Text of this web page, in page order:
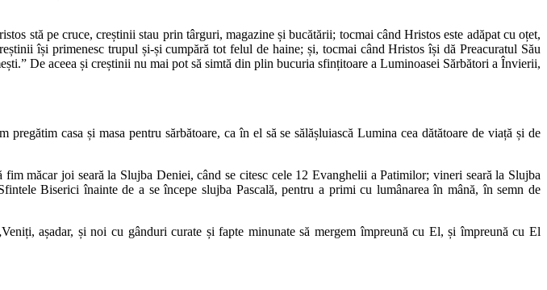
stă pe cruce, creștinii stau prin târguri, magazine și bucătării; tocmai când Hristos este adăpat cu oțet,
își primenesc trupul și-și cumpără tot felul de haine; și, tocmai când Hristos își dă Preacuratul Său
De aceea și creștinii nu mai pot să simtă din plin bucuria sfințitoare a Luminoasei Sărbători a Învierii,
casa și masa pentru sărbătoare, ca în el să se sălășluiască Lumina cea dătătoare de viață și de
măcar joi seară la Slujba Deniei, când se citesc cele 12 Evanghelii a Patimilor; vineri seară la Slujba
Biserici înainte de a se începe slujba Pascală, pentru a primi cu lumânarea în mână, în semn de
așadar, și noi cu gânduri curate și fapte minunate să mergem împreună cu El, și împreună cu El